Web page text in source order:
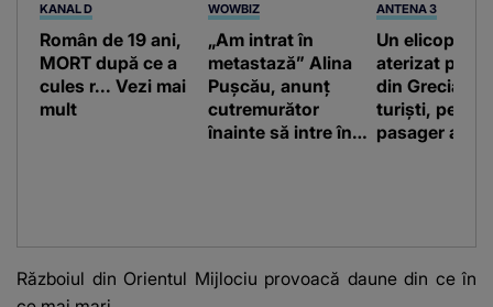
KANAL D
Român de 19 ani,
MORT după ce a
cules r... Vezi mai
mult
WOWBIZ
„Am intrat în
metastază” Alina
Pușcău, anunț
cutremurător
înainte să intre în
ANTENA 3
Un elicopter a
aterizat pe o
din Grecia,
turiști,
pasager ar fi
Războiul din Orientul Mijlociu provoacă daune din ce în